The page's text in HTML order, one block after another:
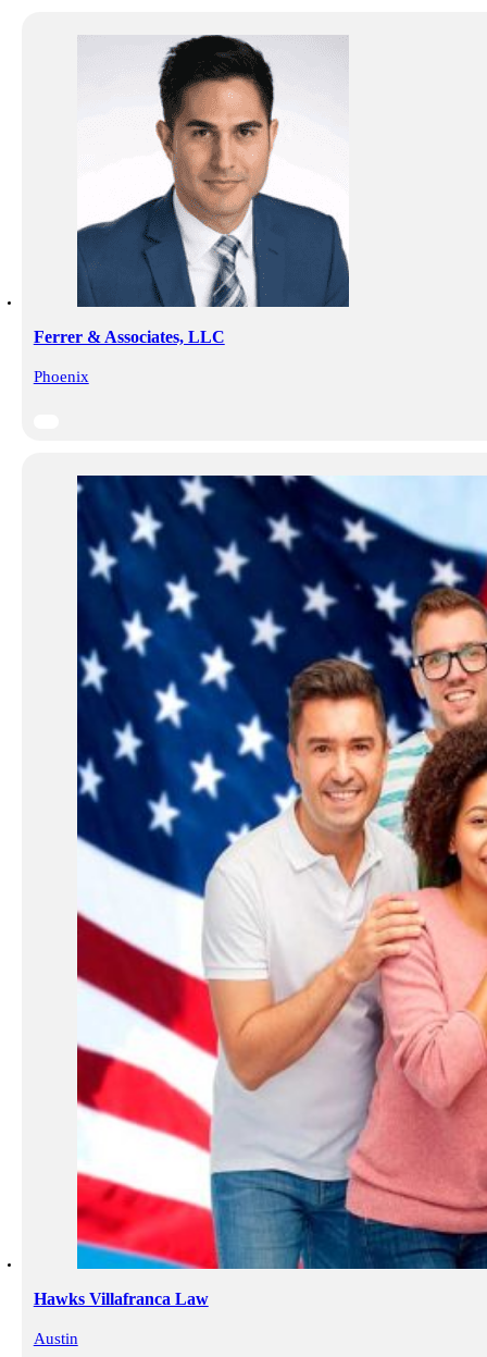
Ferrer & Associates, LLC
Phoenix
Hawks Villafranca Law
Austin